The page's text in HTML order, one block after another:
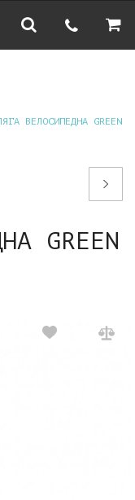
ВЕЛОСИПЕДНА GREEN
Наступний
GREEN